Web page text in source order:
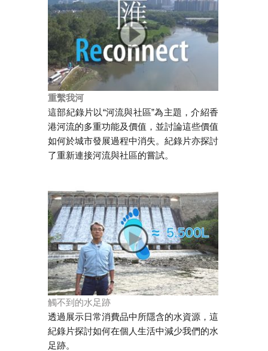
重繫我河
這部紀錄片以“河流與社區”為主題，介紹香
港河流的多重功能及價值，並討論這些價值
如何於城市發展過程中消失。紀錄片亦探討
了重新連接河流與社區的嘗試。
觸不到的水足跡
透過展示日常消費品中所隱含的水資源，這
紀錄片探討如何在個人生活中減少我們的水
足跡。